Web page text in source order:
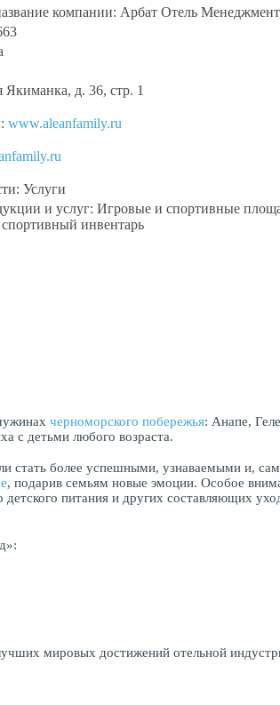
компании: Арбат Отель
Якиманка, д. 36, стр. 1
www.aleanfamily.ru
Услуги
и услуг: Игровые и спортивные
инвентарь
черноморского побережья: Анапе,
с детьми любого возраста.
стать более успешными, узнаваемыми и,
, подарив семьям новые эмоции. Особое
питания и других составляющих
мировых достижений отельной